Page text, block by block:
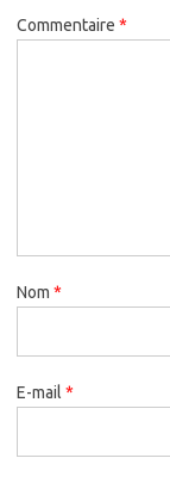
Commentaire *
Nom *
E-mail *